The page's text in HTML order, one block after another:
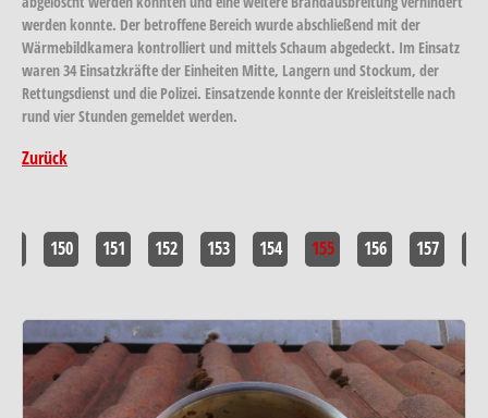
werden konnte. Der betroffene Bereich wurde abschließend mit der
Wärmebildkamera kontrolliert und mittels Schaum abgedeckt. Im Einsatz
waren 34 Einsatzkräfte der Einheiten Mitte, Langern und Stockum, der
Rettungsdienst und die Polizei. Einsatzende konnte der Kreisleitstelle nach
rund vier Stunden gemeldet werden.
Zurück
150 151 152 153 154 155 156 157